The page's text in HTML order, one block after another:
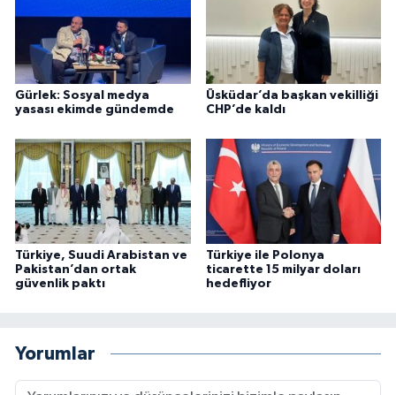
Gürlek: Sosyal medya
yasası ekimde gündemde
Üsküdar’da başkan vekilliği
CHP’de kaldı
Türkiye, Suudi Arabistan ve
Pakistan’dan ortak
güvenlik paktı
Türkiye ile Polonya
ticarette 15 milyar doları
hedefliyor
Yorumlar